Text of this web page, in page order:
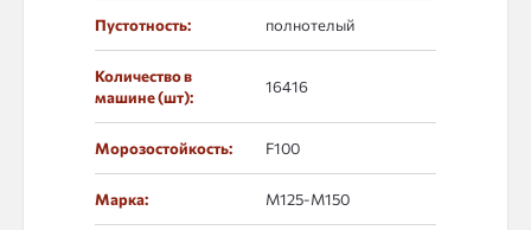
Пустотность: полнотелый
Количество в
машине (шт):
16416
Морозостойкость: F100
Марка: М125-М150